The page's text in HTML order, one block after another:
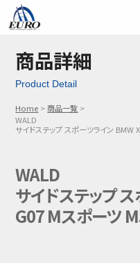
ご利用方法
メール問い合わせ
03-5674-7742
商品詳細
Product Detail
Home
商品一覧
WALD
サイドステップ スポーツライン
WALD
サイドステップ
G07 Mスポーツ